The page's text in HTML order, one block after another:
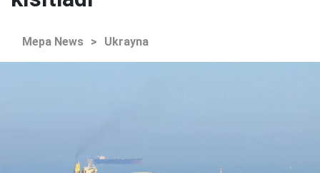
Mepa News > Ukrayna